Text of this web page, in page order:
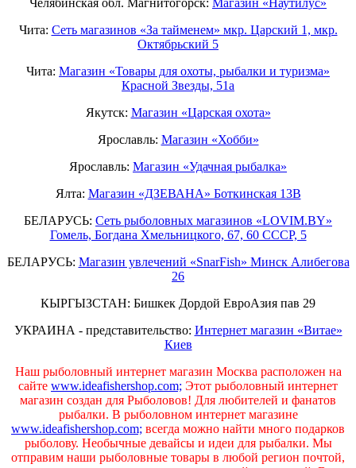
Челябинская обл. Магнитогорск: Магазин «Наутилус»
Чита: Сеть магазинов «За тайменем» мкр. Царский 1, мкр.
Октябрьский 5
Чита: Магазин «Товары для охоты, рыбалки и туризма»
Красной Звезды, 51а
Якутск: Магазин «Царская охота»
Ярославль: Магазин «Хобби»
Ярославль: Магазин «Удачная рыбалка»
Ялта: Магазин «ДЗЕВАНА» Боткинская 13В
БЕЛАРУСЬ: Сеть рыболовных магазинов «LOVIM.BY»
Гомель, Богдана Хмельницкого, 67, 60 СССР, 5
БЕЛАРУСЬ: Магазин увлечений «SnarFish» Минск Алибегова
26
КЫРГЫЗСТАН: Бишкек Дордой ЕвроАзия пав 29
УКРАИНА - представительство: Интернет магазин «Витае»
Киев
Наш рыболовный интернет магазин Москва расположен на
сайте www.ideafishershop.com; Этот рыболовный интернет
магазин создан для Рыболовов! Для любителей и фанатов
рыбалки. В рыболовном интернет магазине
www.ideafishershop.com; всегда можно найти много подарков
рыболову. Необычные девайсы и идеи для рыбалки. Мы
отправим наши рыболовные товары в любой регион почтой,